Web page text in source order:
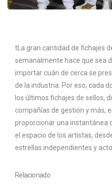
t La gran cantidad de fichajes
semanalmente hace que sea
importar cuán de cerca se
de la industria. Por eso, cada
los últimos fichajes de sellos,
compañías de gestión y más,
proporcionar una instantánea
el espacio de los artistas,
estrellas independientes y
Relacionado